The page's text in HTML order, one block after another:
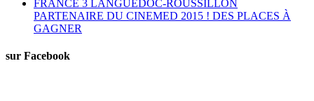
FRANCE 3 LANGUEDOC-ROUSSILLON
PARTENAIRE DU CINEMED 2015 ! DES PLACES À
GAGNER
sur Facebook